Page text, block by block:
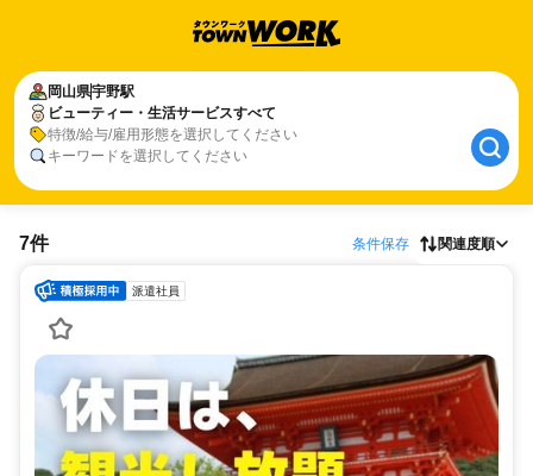
岡山県宇野駅
ビューティー・生活サービスすべて
特徴/給与/雇用形態を選択してください
キーワードを選択してください
7件 条件保存 関連度順
派遣社員